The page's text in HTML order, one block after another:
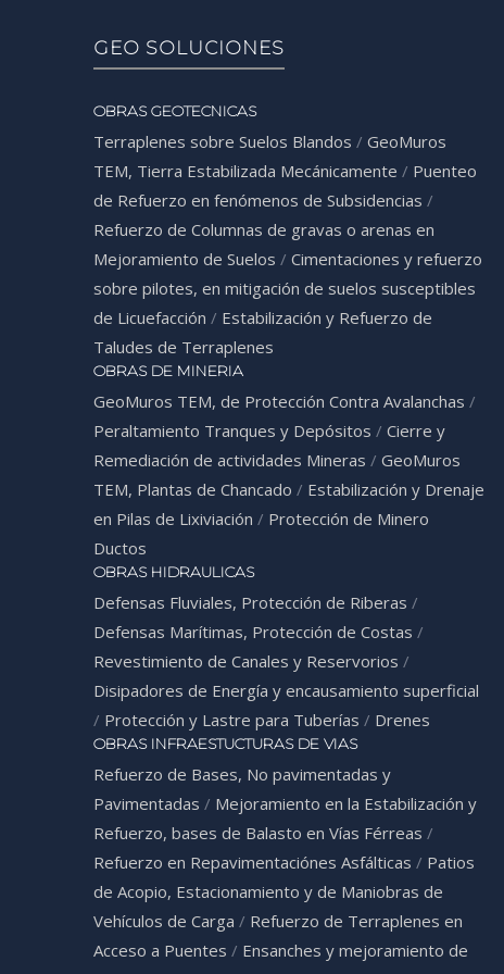
GEO SOLUCIONES
OBRAS GEOTECNICAS
Terraplenes sobre Suelos Blandos / GeoMuros
TEM, Tierra Estabilizada Mecánicamente / Puenteo
de Refuerzo en fenómenos de Subsidencias /
Refuerzo de Columnas de gravas o arenas en
Mejoramiento de Suelos / Cimentaciones y refuerzo
sobre pilotes, en mitigación de suelos susceptibles
de Licuefacción / Estabilización y Refuerzo de
Taludes de Terraplenes
OBRAS DE MINERIA
GeoMuros TEM, de Protección Contra Avalanchas /
Peraltamiento Tranques y Depósitos / Cierre y
Remediación de actividades Mineras / GeoMuros
TEM, Plantas de Chancado / Estabilización y Drenaje
en Pilas de Lixiviación / Protección de Minero
Ductos
OBRAS HIDRAULICAS
Defensas Fluviales, Protección de Riberas /
Defensas Marítimas, Protección de Costas /
Revestimiento de Canales y Reservorios /
Disipadores de Energía y encausamiento superficial
/ Protección y Lastre para Tuberías / Drenes
OBRAS INFRAESTUCTURAS DE VIAS
Refuerzo de Bases, No pavimentadas y
Pavimentadas / Mejoramiento en la Estabilización y
Refuerzo, bases de Balasto en Vías Férreas /
Refuerzo en Repavimentaciónes Asfálticas / Patios
de Acopio, Estacionamiento y de Maniobras de
Vehículos de Carga / Refuerzo de Terraplenes en
Acceso a Puentes / Ensanches y mejoramiento de